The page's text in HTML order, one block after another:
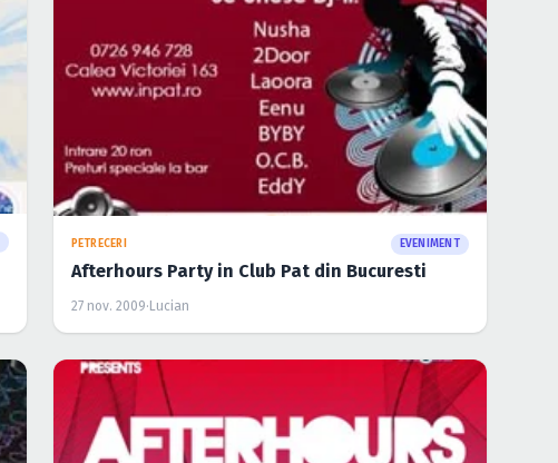
PETRECERI EVENIMENT
Afterhours Party in Club Pat din Bucuresti
27 nov. 2009· Lucian